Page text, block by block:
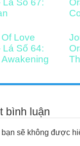
Love
Lá Số 64:
bình luận
bạn sẽ không được